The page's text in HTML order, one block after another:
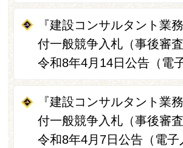
『建設コンサルタント業
付一般競争入札（事後審
令和8年4月14日公告（電
『建設コンサルタント業
付一般競争入札（事後審
令和8年4月7日公告（電子